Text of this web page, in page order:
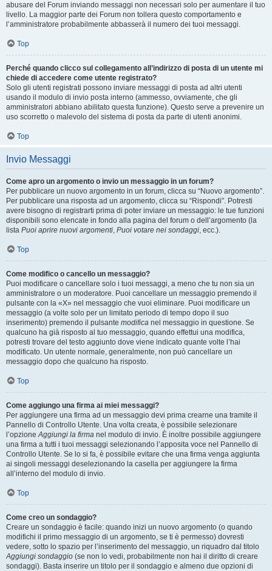
abusare del Forum inviando messaggi non necessari solo per aumentare il tuo
livello. La maggior parte dei Forum non tollera questo comportamento e
l’amministratore probabilmente abbasserà il numero dei tuoi messaggi.
Top
Perché quando clicco sul collegamento all’indirizzo di posta di un utente mi
chiede di accedere come utente registrato?
Solo gli utenti registrati possono inviare messaggi di posta ad altri utenti
usando il modulo di invio posta interno (ammesso, ovviamente, che gli
amministratori abbiano abilitato questa funzione). Questo serve a prevenire un
uso scorretto o malevolo del sistema di posta da parte di utenti anonimi.
Top
Invio Messaggi
Come apro un argomento o invio un messaggio in un forum?
Per pubblicare un nuovo argomento in un forum, clicca su “Nuovo argomento”.
Per pubblicare una risposta ad un argomento, clicca su “Rispondi”. Potresti
avere bisogno di registrarti prima di poter inviare un messaggio: le tue funzioni
disponibili sono elencate in fondo alla pagina del forum o dell’argomento (la
lista Puoi aprire nuovi argomenti, Puoi votare nei sondaggi, ecc.).
Top
Come modifico o cancello un messaggio?
Puoi modificare o cancellare solo i tuoi messaggi, a meno che tu non sia un
amministratore o un moderatore. Puoi cancellare un messaggio premendo il
pulsante con la «X» nel messaggio che vuoi eliminare. Puoi modificare un
messaggio (a volte solo per un limitato periodo di tempo dopo il suo
inserimento) premendo il pulsante modifica nel messaggio in questione. Se
qualcuno ha già risposto al tuo messaggio, quando effettui una modifica,
potresti trovare del testo aggiunto dove viene indicato quante volte l’hai
modificato. Un utente normale, generalmente, non può cancellare un
messaggio dopo che qualcuno ha risposto.
Top
Come aggiungo una firma ai miei messaggi?
Per aggiungere una firma ad un messaggio devi prima crearne una tramite il
Pannello di Controllo Utente. Una volta creata, è possibile selezionare
l’opzioneAggiungi la firma nel modulo di invio. È inoltre possibile aggiungere
una firma a tutti i tuoi messaggi selezionando l’apposita voce nel Pannello di
Controllo Utente. Se lo si fa, è possibile evitare che una firma venga aggiunta
ai singoli messaggi deselezionando la casella per aggiungere la firma
all’interno del modulo di invio.
Top
Come creo un sondaggio?
Creare un sondaggio è facile: quando inizi un nuovo argomento (o quando
modifichi il primo messaggio di un argomento, se ti è permesso) dovresti
vedere, sotto lo spazio per l’inserimento del messaggio, un riquadro dal titolo
Aggiungi sondaggio (se non lo vedi, probabilmente non hai il diritto di creare
sondaggi). Basta inserire un titolo per il sondaggio e almeno due opzioni di